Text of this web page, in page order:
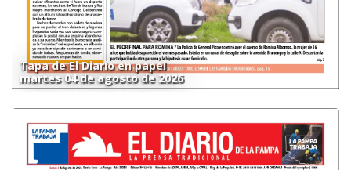
Tapa de El Diario en papel
martes 04 de agosto de 2026